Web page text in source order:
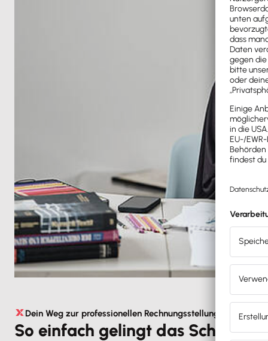
Dein Weg zur professionellen Rechnungsstellung
So einfach gelingt das